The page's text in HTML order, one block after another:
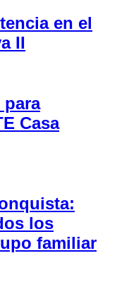
en el
II
para
Casa
los
familiar